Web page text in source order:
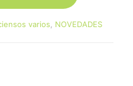
varios NOVEDADES